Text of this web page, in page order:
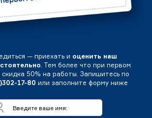
— приехать и оценить наш
. Тем более что при первом
50% на работы. Запишитесь по
17-80 или заполните форму ниже